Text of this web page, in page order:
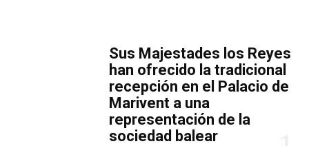
​Sus Majestades los Reyes
han ofrecido la tradicional
recepción en el Palacio de
Marivent​ a una
representación de la
sociedad balear